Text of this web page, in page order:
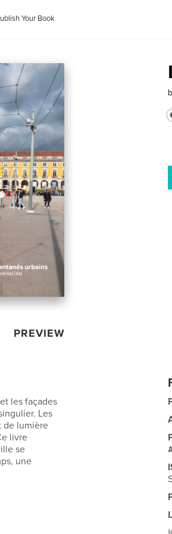
Your Book
PREVIEW
les façades
Les
de lumière
livre
se
une